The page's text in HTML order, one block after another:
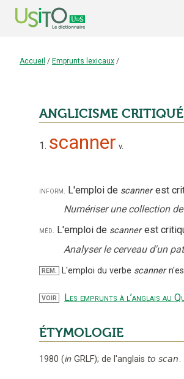
Accueil / Emprunts lexicaux /
ANGLICISME CRITIQUÉ
1. scanner v.
inform. L'emploi de scanner est
Numériser une collection
méd. L'emploi de scanner est
Analyser le cerveau d'un
REM. L'emploi du verbe scanner
VOIR Les emprunts à l’anglais au
ÉTYMOLOGIE
1980 (in GRLF); de l'anglais to scan.